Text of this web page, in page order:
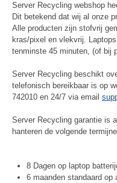
Server Recycling webshop
Dit betekend dat wij al onze
Alle producten zijn stofvrij
kras/pixel en vlekvrij.
tenminste 45 minuten, (of bij
Server Recycling beschikt
telefonisch bereikbaar is op
742010 en 24/7 via email
Server Recycling garantie is
hanteren de volgende
8 Dagen op laptop
6 maanden standaard op